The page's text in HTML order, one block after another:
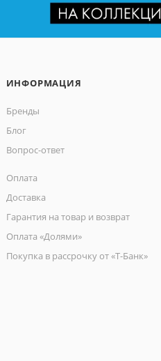
ИНФОРМАЦИЯ
Бренды
Блог
Вопрос-ответ
Оплата
Доставка
Гарантия на товар и возврат
Оплата «Долями»
Покупка в рассрочку от «Т-Банк»